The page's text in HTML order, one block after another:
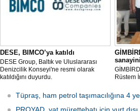
DESE, BIMCO’ya katıldı
DESE Group, Baltık ve Uluslararası
Denizcilik Konseyi'ne resmi olarak
katıldığını duyurdu.
Rüstem
ziyaret
ile vergi
Tüpraş, ham petrol taşımacılığına 4